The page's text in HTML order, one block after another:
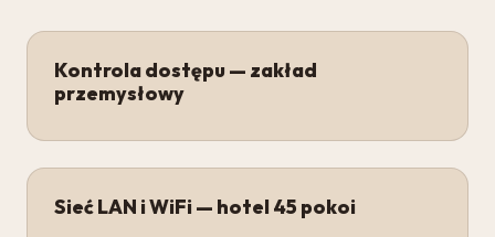
Kontrola dostępu — zakład
przemysłowy
Sieć LAN i WiFi — hotel 45 pokoi